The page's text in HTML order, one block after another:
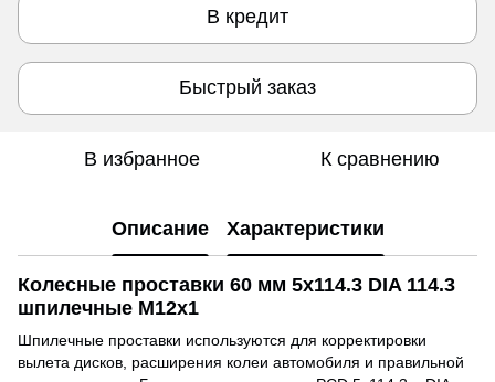
В кредит
Быстрый заказ
В избранное К сравнению
Описание Характеристики
Колесные проставки 60 мм 5x114.3 DIA 114.3
шпилечные M12x1
Шпилечные проставки используются для корректировки
вылета дисков, расширения колеи автомобиля и правильной